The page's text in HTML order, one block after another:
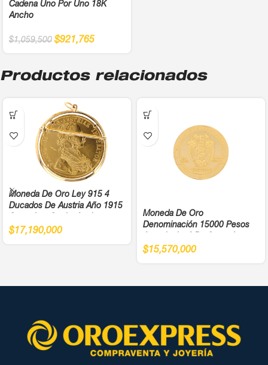
Cadena Uno Por Uno 18K
Ancho
$1,059,500 $921,765
Productos relacionados
Moneda De Oro Ley 915 4
Ducados De Austria Año 1915
4,5Cm
$17,190,000
Moneda De Oro
Denominación 15000 Pesos
900
$15,570,000